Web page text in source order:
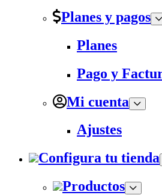
Planes y pagos
Planes
Pago y
Mi cuenta
Ajustes
Configura tu tienda
Productos